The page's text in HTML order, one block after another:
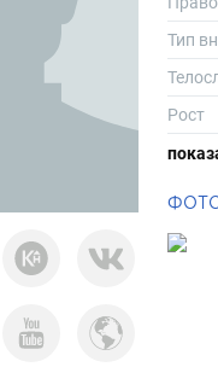
Тип
Рост
Вес
ФОТО